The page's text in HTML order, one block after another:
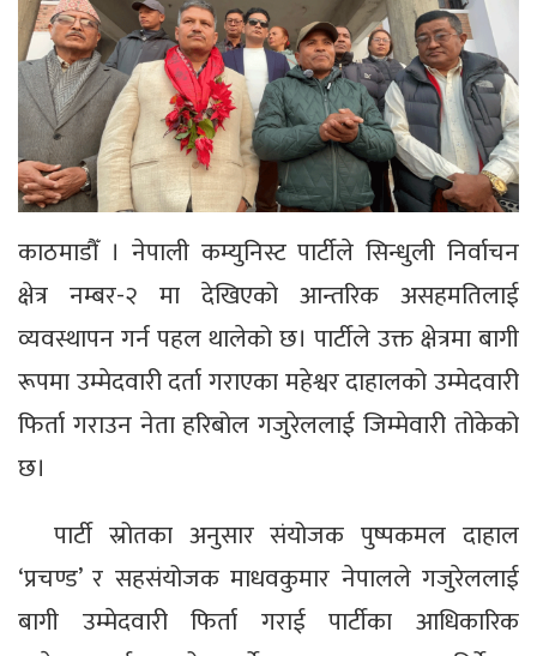
काठमाडौँ । नेपाली कम्युनिस्ट पार्टीले सिन्धुली निर्वाचन
क्षेत्र नम्बर-२ मा देखिएको आन्तरिक असहमतिलाई
व्यवस्थापन गर्न पहल थालेको छ। पार्टीले उक्त क्षेत्रमा बागी
रूपमा उम्मेदवारी दर्ता गराएका महेश्वर दाहालको उम्मेदवारी
फिर्ता गराउन नेता हरिबोल गजुरेललाई जिम्मेवारी तोकेको
छ।
पार्टी स्रोतका अनुसार संयोजक पुष्पकमल दाहाल
‘प्रचण्ड’ र सहसंयोजक माधवकुमार नेपालले गजुरेललाई
बागी उम्मेदवारी फिर्ता गराई पार्टीका आधिकारिक